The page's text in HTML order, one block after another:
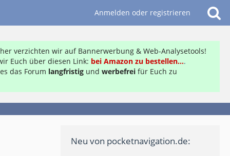
Anmelden oder registrieren
verzichten wir auf Bannerwerbung & Web-Analysetools!
Euch über diesen Link: bei Amazon zu bestellen....
das Forum langfristig und werbefrei für Euch zu
Neu von pocketnavigation.de: